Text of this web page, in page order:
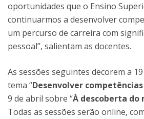
oportunidades que o Ensino
continuarmos a desenvolver
um percurso de carreira com
pessoal”, salientam as docentes.
As sessões seguintes decorem a
tema “Desenvolver
9 de abril sobre “À descoberta do
Todas as sessões serão online,